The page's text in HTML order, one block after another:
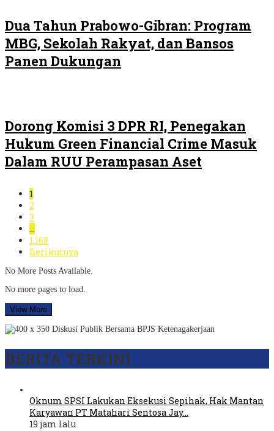
Dua Tahun Prabowo-Gibran: Program
MBG, Sekolah Rakyat, dan Bansos
Panen Dukungan
Dorong Komisi 3 DPR RI, Penegakan
Hukum Green Financial Crime Masuk
Dalam RUU Perampasan Aset
1
2
3
…
1,168
Berikutnya
No More Posts Available.
No more pages to load.
View More
BERITA TERKINI
Oknum SPSI Lakukan Eksekusi Sepihak, Hak Mantan
Karyawan PT Matahari Sentosa Jay…
19 jam lalu